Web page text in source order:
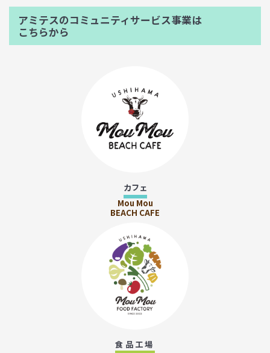
アミテスのコミュニティサービス事業は
こちらから
カフェ
Mou Mou
BEACH CAFE
食品工場